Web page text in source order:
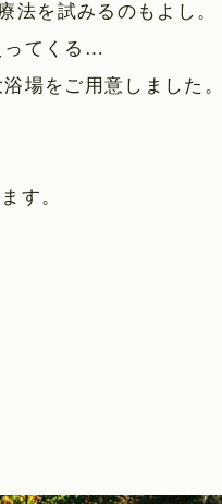
法を試みるのもよし 。
ってくる…
場をご用意しました 。
す。